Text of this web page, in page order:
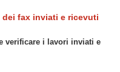
fax inviati e ricevuti
verificare i lavori inviati e